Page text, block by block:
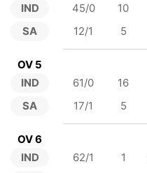
IND
SA
45/0 10
12/1
5
OV 5
IND
SA
61/0 16
17/1
5
OV 6
IND
62/1 1